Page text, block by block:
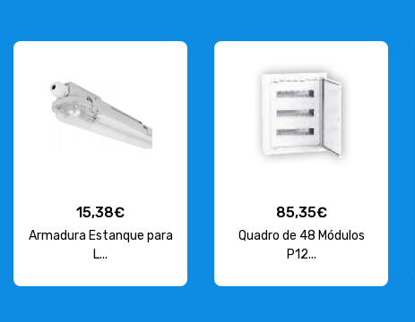
15,38€
Armadura Estanque para
L...
85,35€
Quadro de 48 Módulos
P12...